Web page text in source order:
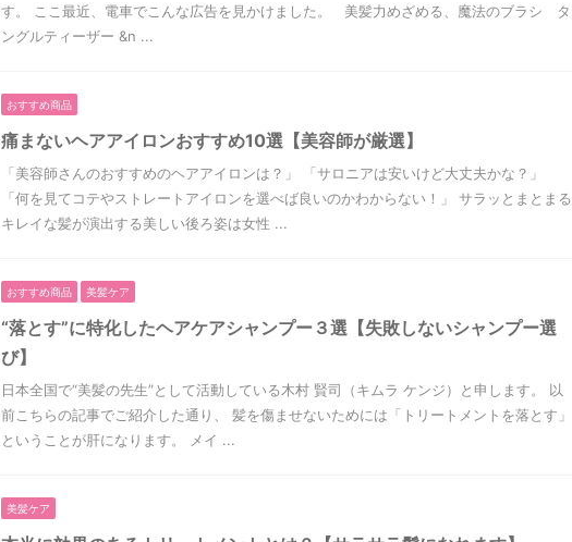
す。 ここ最近、電車でこんな広告を見かけました。 美髪力めざめる、魔法のブラシ タ
ングルティーザー &n ...
おすすめ商品
痛まないヘアアイロンおすすめ10選【美容師が厳選】
「美容師さんのおすすめのヘアアイロンは？」 「サロニアは安いけど大丈夫かな？」
「何を見てコテやストレートアイロンを選べば良いのかわからない！」 サラッとまとまる
キレイな髪が演出する美しい後ろ姿は女性 ...
おすすめ商品 美髪ケア
“落とす”に特化したヘアケアシャンプー３選【失敗しないシャンプー選
び】
日本全国で“美髪の先生”として活動している木村 賢司（キムラ ケンジ）と申します。 以
前こちらの記事でご紹介した通り、 髪を傷ませないためには「トリートメントを落とす」
ということが肝になります。 メイ ...
美髪ケア